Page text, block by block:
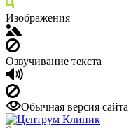
Изображения
Озвучивание текста
Обычная версия сайта